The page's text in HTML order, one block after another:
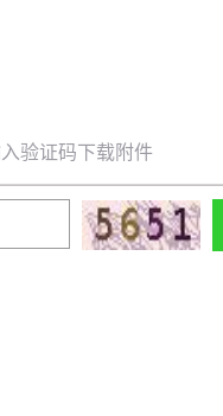
验证码下载附件